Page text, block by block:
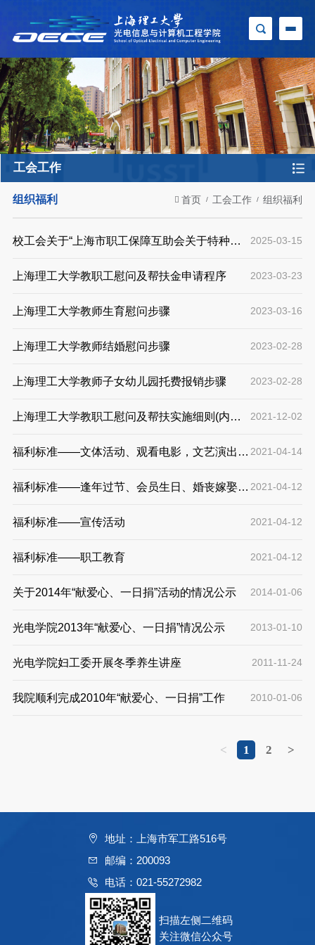
工会工作
组织福利 首页 工会工作 组织福利
校工会关于“上海市职工保障互助会关于特种重
2025-03-15
上海理工大学教职工慰问及帮扶金申请程序 2023-03-23
上海理工大学教师生育慰问步骤 2023-03-16
上海理工大学教师结婚慰问步骤 2023-02-28
上海理工大学教师子女幼儿园托费报销步骤 2023-02-28
上海理工大学教职工慰问及帮扶实施细则(内含
2021-12-02
福利标准——文体活动、观看电影，文艺演出和 2021-04-14
福利标准——逢年过节、会员生日、婚丧嫁娶， 2021-04-12
福利标准——宣传活动 2021-04-12
福利标准——职工教育 2021-04-12
关于2014年“献爱心、一日捐”活动的情况公示 2014-01-06
光电学院2013年“献爱心、一日捐”情况公示 2013-01-10
光电学院妇工委开展冬季养生讲座 2011-11-24
我院顺利完成2010年“献爱心、一日捐”工作 2010-01-06
< 1 2 >
地址：上海市军工路516号
邮编：200093
电话：021-55272982
扫描左侧二维码
关注微信公众号